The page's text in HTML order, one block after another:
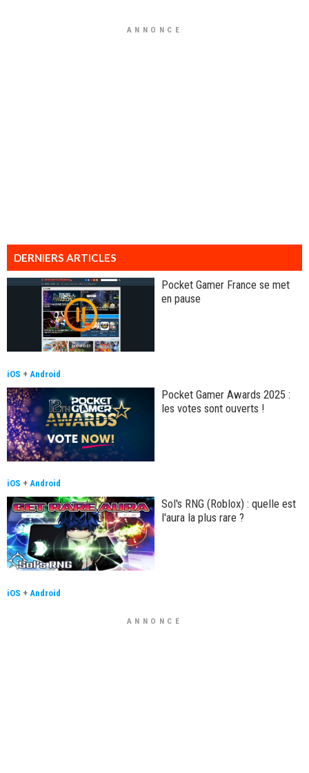
ANNONCE
DERNIERS ARTICLES
Pocket Gamer France se met
en pause
iOS + Android
Pocket Gamer Awards 2025 :
les votes sont ouverts !
iOS + Android
Sol's RNG (Roblox) : quelle est
l'aura la plus rare ?
iOS + Android
ANNONCE